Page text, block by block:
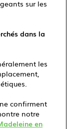
sur les
dans la
les
confirment
notre
en